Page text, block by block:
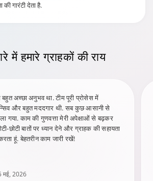
गारंटी देता है.
मेंहमारे ग्राहकों की राय
अच्छा अनुभव था. टीम पूरी प्रोसेस में
और बहुत मददगार थी. सब कुछ आसानी से
गया. काम की गुणवत्ता मेरी अपेक्षाओं से बढ़कर
छोटी बातों पर ध्यान देने और ग्राहक की सहायता
हूं. बेहतरीन काम जारी रखें!
मई, 2026